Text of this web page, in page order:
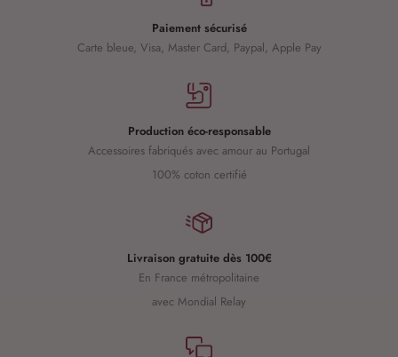
Paiement sécurisé
Carte bleue, Visa, Master Card, Paypal, Apple Pay
Production éco-responsable
Accessoires fabriqués avec amour au Portugal
100% coton certifié
Livraison gratuite dès 100€
En France métropolitaine
avec Mondial Relay